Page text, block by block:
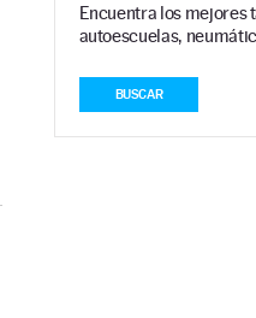
Encuentra los mejores
autoescuelas,
BUSCAR